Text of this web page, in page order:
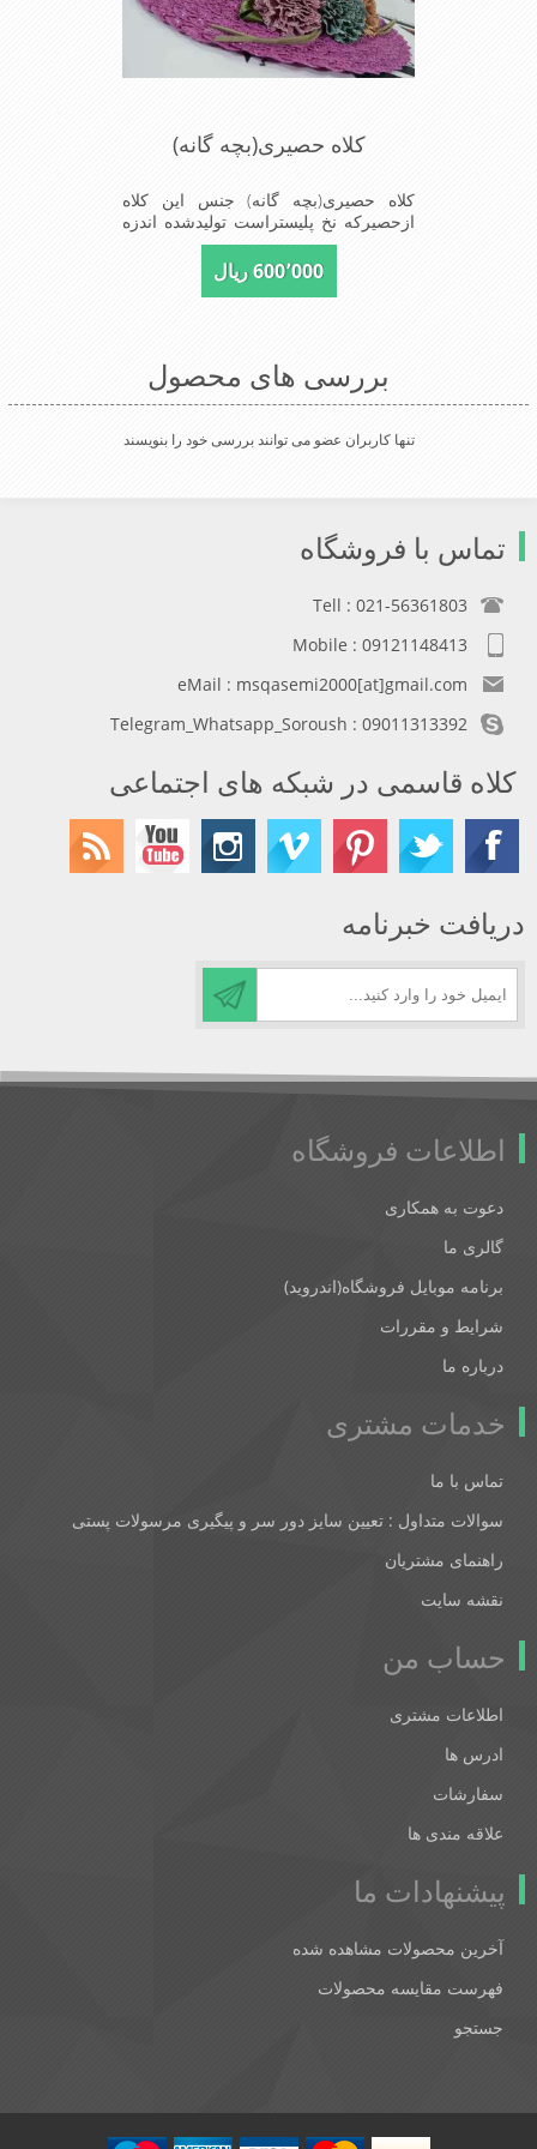
کلاه حصیری(بچه گانه)
کلاه حصیری(بچه گانه) جنس این کلاه
ازحصیرکه نخ پلیستراست تولیدشده اندزه
کلاه مخصوص دختربچه های شیک پوش
است سبک ودارای لبه های بلند برای جلو
600٬000 ریال
بررسی های محصول
تنها کاربران عضو می توانند بررسی خود را بنویسند
تماس با فروشگاه
Tell : 021-56361803
Mobile : 09121148413
eMail : msqasemi2000[at]gmail.com
Telegram_Whatsapp_Soroush : 09011313392
کلاه قاسمی در شبکه های اجتماعی
دریافت خبرنامه
اطلاعات فروشگاه
دعوت به همکاری
گالری ما
برنامه موبایل فروشگاه(اندروید)
شرایط و مقررات
درباره ما
خدمات مشتری
تماس با ما
سوالات متداول : تعیین سایز دور سر و پیگیری مرسولات پستی
راهنمای مشتریان
نقشه سایت
حساب من
اطلاعات مشتری
ادرس ها
سفارشات
علاقه مندی ها
پیشنهادات ما
آخرین محصولات مشاهده شده
فهرست مقایسه محصولات
جستجو